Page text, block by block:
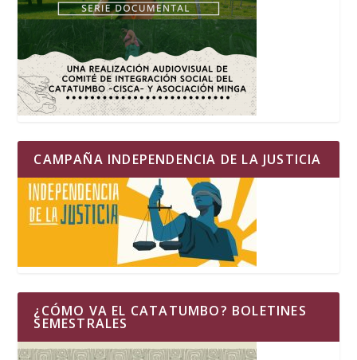
CAMPAÑA INDEPENDENCIA DE LA JUSTICIA
¿CÓMO VA EL CATATUMBO? BOLETINES
SEMESTRALES